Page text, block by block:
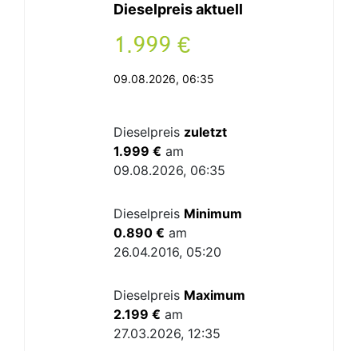
Dieselpreis aktuell
. €
09.08.2026, 06:35
Dieselpreis zuletzt
1.999 € am
09.08.2026, 06:35
Dieselpreis Minimum
0.890 € am
26.04.2016, 05:20
Dieselpreis Maximum
2.199 € am
27.03.2026, 12:35